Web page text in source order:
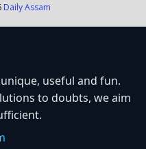
Daily Assam
useful and fun.
to doubts, we aim